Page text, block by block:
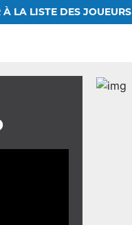
À LA LISTE DES JOUEURS